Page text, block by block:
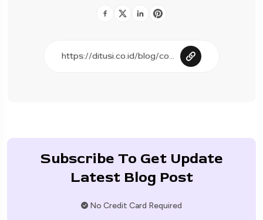
Subscribe To Get Update
Latest Blog Post
No Credit Card Required